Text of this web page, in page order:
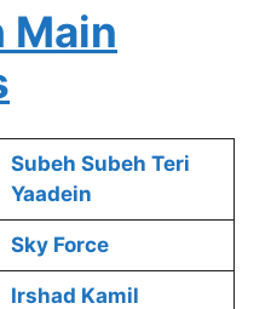
Main
Subeh Subeh Teri
Yaadein
Sky Force
Irshad Kamil